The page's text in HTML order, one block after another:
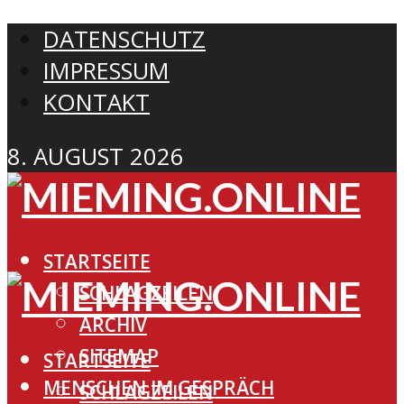
DATENSCHUTZ
IMPRESSUM
KONTAKT
8. AUGUST 2026
STARTSEITE
SCHLAGZEILEN
ARCHIV
SITEMAP
MENSCHEN IM GESPRÄCH
STARTSEITE
SCHLAGZEILEN